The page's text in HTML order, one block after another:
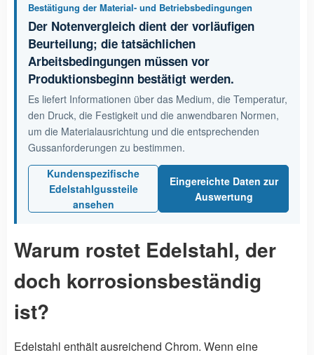
Bestätigung der Material- und Betriebsbedingungen
Der Notenvergleich dient der vorläufigen
Beurteilung; die tatsächlichen
Arbeitsbedingungen müssen vor
Produktionsbeginn bestätigt werden.
Es liefert Informationen über das Medium, die Temperatur,
den Druck, die Festigkeit und die anwendbaren Normen,
um die Materialausrichtung und die entsprechenden
Gussanforderungen zu bestimmen.
Kundenspezifische
Edelstahlgussteile
ansehen
Eingereichte Daten zur
Auswertung
Warum rostet Edelstahl, der
doch korrosionsbeständig
ist?
Edelstahl enthält ausreichend Chrom. Wenn eine